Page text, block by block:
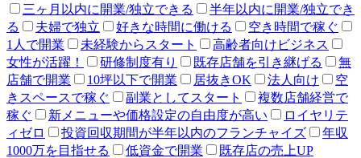
三ヶ月以内に開業/独立できる
半年以内に開業/独立でき
る
夫婦で独立 好きな時間に働ける
空き時間で稼ぐ
1人で開業
未経験からスタート
高齢者向けビジネス
女性が活躍！
研修制度有り 既存店舗を引き継げる
無
店舗で開業
10坪以下で開業 居抜きOK 法人向け
空
きスペースで稼ぐ
副業としてスタート
複数店舗経営で
稼ぐ
新メニューや価格設定の自由度が高い
ロイヤリテ
ィゼロ
投資回収期間が半年以内のフランチャイズ
年収
1000万を目指せる
低資金で開業 既存店の売上UP